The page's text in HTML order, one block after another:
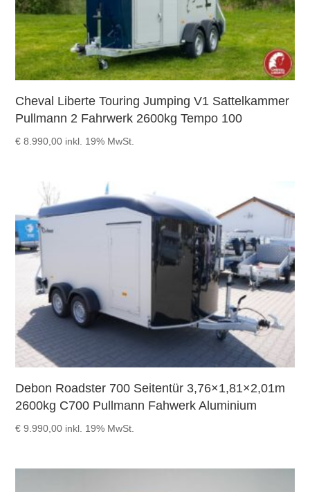
Cheval Liberte Touring Jumping V1 Sattelkammer
Pullmann 2 Fahrwerk 2600kg Tempo 100
€ 8.990,00 inkl. 19% MwSt.
Debon Roadster 700 Seitentür 3,76×1,81×2,01m
2600kg C700 Pullmann Fahwerk Aluminium
€ 9.990,00 inkl. 19% MwSt.